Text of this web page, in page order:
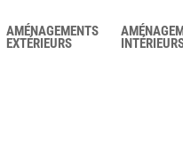
AMÉNAGEMENTS
EXTÉRIEURS